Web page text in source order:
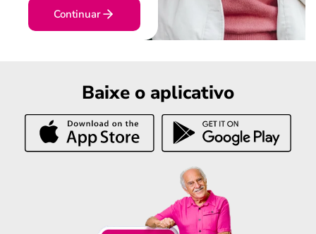
Continuar
Baixe o aplicativo